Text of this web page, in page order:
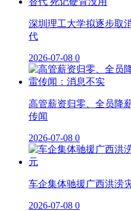
深圳理工大学拟逐步取
代
2026-07-08 0
高管薪资归零、全员降
传闻
2026-07-08 0
车企集体驰援广西洪涝
2026-07-08 0